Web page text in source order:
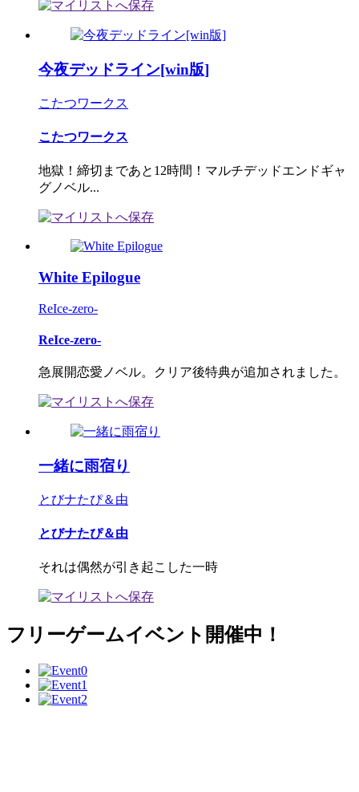
今夜デッドライン[win版]
こたつワークス
こたつワークス
地獄！締切まであと12時間！マルチデッドエンドギャ
グノベル...
White Epilogue
ReIce-zero-
ReIce-zero-
急展開恋愛ノベル。クリア後特典が追加されました。
一緒に雨宿り
とびナたぴ＆由
とびナたぴ＆由
それは偶然が引き起こした一時
フリーゲームイベント開催中！